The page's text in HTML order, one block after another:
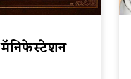
मॅनिफेस्टेशन